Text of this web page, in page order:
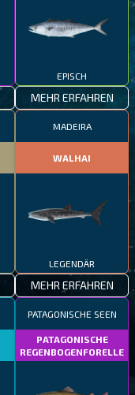
EPISCH
MEHR ERFAHREN
MADEIRA
WALHAI
LEGENDÄR
MEHR ERFAHREN
PATAGONISCHE SEEN
PATAGONISCHE
REGENBOGENFORELLE